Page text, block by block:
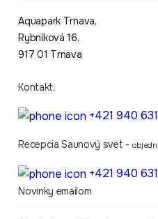
Aquapark Trnava,
Rybníková 16,
917 01 Trnava
Kontakt:
+421 940
Recepcia Saunový svet -
+421 940
Novinky emailom